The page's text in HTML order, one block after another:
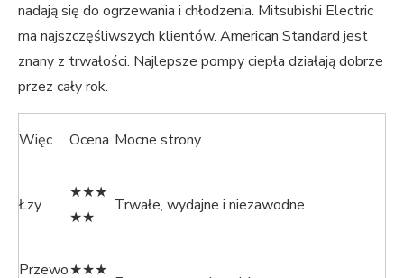
nadają się do ogrzewania i chłodzenia. Mitsubishi Electric
ma najszczęśliwszych klientów. American Standard jest
znany z trwałości. Najlepsze pompy ciepła działają dobrze
przez cały rok.
Więc Ocena Mocne strony
Łzy
★★★
★★
Trwałe, wydajne i niezawodne
Przewo★★★